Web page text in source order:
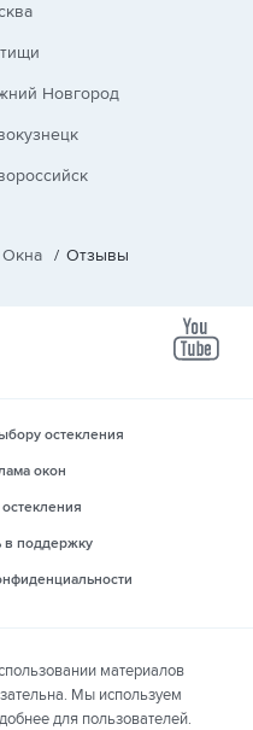
Новгород
/ Отзывы
остекления
окон
в поддержку
для пользователей.